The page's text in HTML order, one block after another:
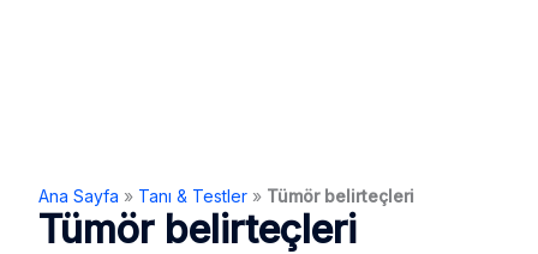
Ana Sayfa » Tanı & Testler» Tümör belirteçleri
Tümör belirteçleri